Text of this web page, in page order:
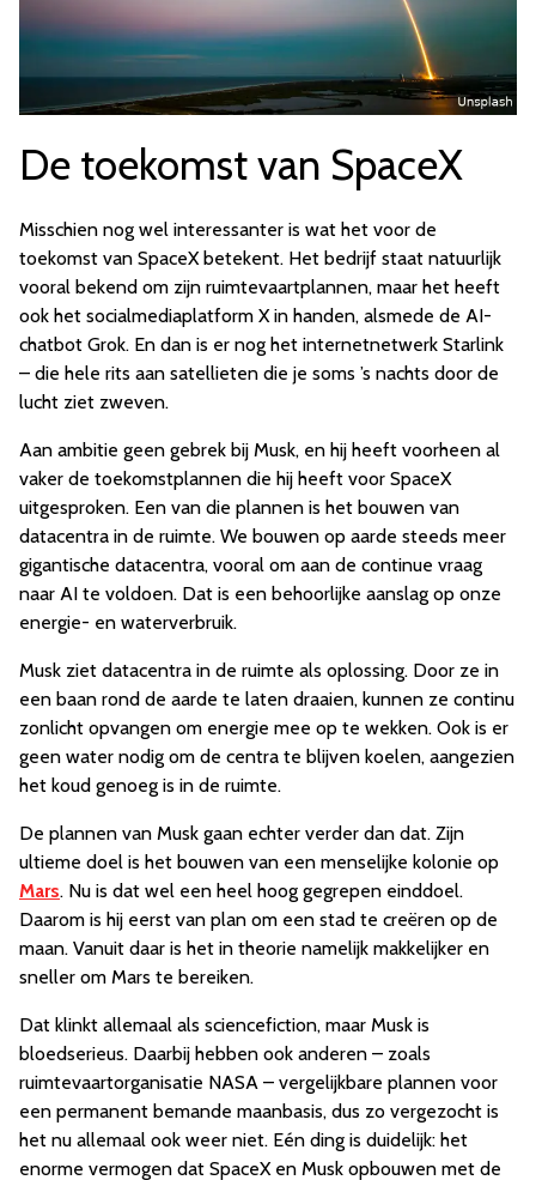
De toekomst van SpaceX
Misschien nog wel interessanter is wat het voor de
toekomst van SpaceX betekent. Het bedrijf staat natuurlijk
vooral bekend om zijn ruimtevaartplannen, maar het heeft
ook het socialmediaplatform X in handen, alsmede de AI-
chatbot Grok. En dan is er nog het internetnetwerk Starlink
– die hele rits aan satellieten die je soms ’s nachts door de
lucht ziet zweven.
Aan ambitie geen gebrek bij Musk, en hij heeft voorheen al
vaker de toekomstplannen die hij heeft voor SpaceX
uitgesproken. Een van die plannen is het bouwen van
datacentra in de ruimte. We bouwen op aarde steeds meer
gigantische datacentra, vooral om aan de continue vraag
naar AI te voldoen. Dat is een behoorlijke aanslag op onze
energie- en waterverbruik.
Musk ziet datacentra in de ruimte als oplossing. Door ze in
een baan rond de aarde te laten draaien, kunnen ze continu
zonlicht opvangen om energie mee op te wekken. Ook is er
geen water nodig om de centra te blijven koelen, aangezien
het koud genoeg is in de ruimte.
De plannen van Musk gaan echter verder dan dat. Zijn
ultieme doel is het bouwen van een menselijke kolonie op
Mars. Nu is dat wel een heel hoog gegrepen einddoel.
Daarom is hij eerst van plan om een stad te creëren op de
maan. Vanuit daar is het in theorie namelijk makkelijker en
sneller om Mars te bereiken.
Dat klinkt allemaal als sciencefiction, maar Musk is
bloedserieus. Daarbij hebben ook anderen – zoals
ruimtevaartorganisatie NASA – vergelijkbare plannen voor
een permanent bemande maanbasis, dus zo vergezocht is
het nu allemaal ook weer niet. Eén ding is duidelijk: het
enorme vermogen dat SpaceX en Musk opbouwen met de